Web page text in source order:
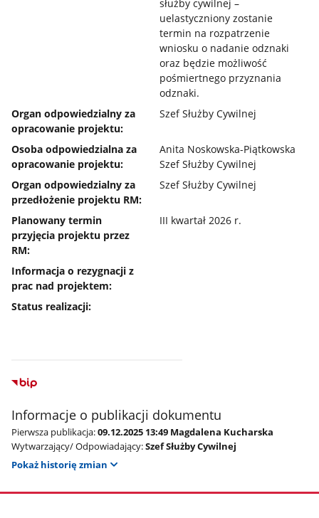
służby cywilnej –
uelastyczniony zostanie
termin na rozpatrzenie
wniosku o nadanie odznaki
oraz będzie możliwość
pośmiertnego przyznania
odznaki.
Organ odpowiedzialny za
opracowanie projektu:
Szef Służby Cywilnej
Osoba odpowiedzialna za
opracowanie projektu:
Anita Noskowska-Piątkowska
Szef Służby Cywilnej
Organ odpowiedzialny za
przedłożenie projektu RM:
Szef Służby Cywilnej
Planowany termin
przyjęcia projektu przez
RM:
III kwartał 2026 r.
Informacja o rezygnacji z
prac nad projektem:
Status realizacji:
Informacje o publikacji dokumentu
Pierwsza publikacja:09.12.2025 13:49 Magdalena Kucharska
Wytwarzający/ Odpowiadający:Szef Służby Cywilnej
Pokaż historię zmian